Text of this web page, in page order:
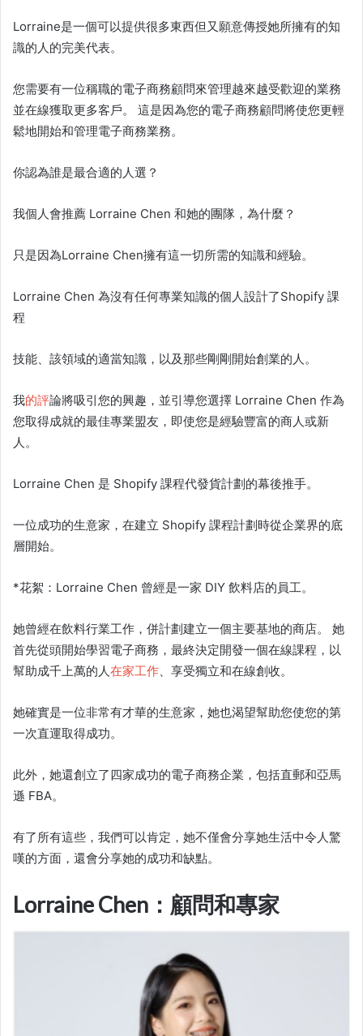
Lorraine是一個可以提供很多東西但又願意傳授她所擁有的知
識的人的完美代表。
您需要有一位稱職的電子商務顧問來管理越來越受歡迎的業務
並在線獲取更多客戶。 這是因為您的電子商務顧問將使您更輕
鬆地開始和管理電子商務業務。
你認為誰是最合適的人選？
我個人會推薦 Lorraine Chen 和她的團隊，為什麼？
只是因為Lorraine Chen擁有這一切所需的知識和經驗。
Lorraine Chen 為沒有任何專業知識的個人設計了Shopify 課
程
技能、該領域的適當知識，以及那些剛剛開始創業的人。
我的評論將吸引您的興趣，並引導您選擇 Lorraine Chen 作為
您取得成就的最佳專業盟友，即使您是經驗豐富的商人或新
人。
Lorraine Chen 是 Shopify 課程代發貨計劃的幕後推手。
一位成功的生意家 ，在建立 Shopify 課程計劃時從企業界的底
層開始。
*花絮：Lorraine Chen 曾經是一家 DIY 飲料店的員工。
她曾經在飲料行業工作，併計劃建立一個主要基地的商店。 她
首先從頭開始學習電子商務，最終決定開發一個在線課程，以
幫助成千上萬的人在家工作 、享受獨立和在線創收。
她確實是一位非常有才華的生意家 ，她也渴望幫助您使您的第
一次直運取得成功。
此外，她還創立了四家成功的電子商務企業，包括直郵和亞馬
遜 FBA。
有了所有這些，我們可以肯定，她不僅會分享她生活中令人驚
嘆的方面，還會分享她的成功和缺點。
Lorraine Chen：顧問和專家